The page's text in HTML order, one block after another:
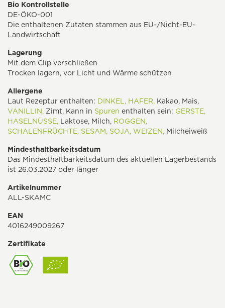
Bio Kontrollstelle
DE-ÖKO-001
Die enthaltenen Zutaten stammen aus EU-/Nicht-EU-
Landwirtschaft
Lagerung
Mit dem Clip verschließen
Trocken lagern, vor Licht und Wärme schützen
Allergene
Laut Rezeptur enthalten: DINKEL, HAFER, Kakao, Mais,
VANILLIN, Zimt, Kann in Spuren enthalten sein: GERSTE,
HASELNÜSSE, Laktose, Milch, ROGGEN,
SCHALENFRÜCHTE, SESAM, SOJA, WEIZEN, Milcheiweiß
Mindesthaltbarkeitsdatum
Das Mindesthaltbarkeitsdatum des aktuellen Lagerbestands
ist 26.03.2027 oder länger
Artikelnummer
ALL-SKAMC
EAN
4016249009267
Zertifikate